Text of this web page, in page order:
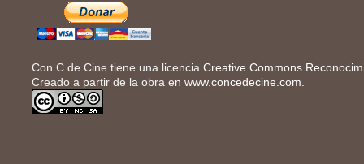
Con C de Cine tiene una licenciaCreative Commons
Creado a partir de la obra enwww.concedecine.com